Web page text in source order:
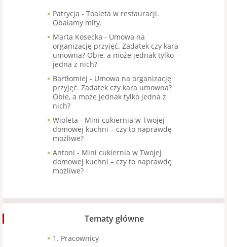
Patrycja - Toaleta w restauracji.
Obalamy mity.
Marta Kosecka - Umowa na
organizację przyjęć. Zadatek czy kara
umowna? Obie, a może jednak tylko
jedna z nich?
Bartłomiej - Umowa na organizację
przyjęć. Zadatek czy kara umowna?
Obie, a może jednak tylko jedna z
nich?
Wioleta - Mini cukiernia w Twojej
domowej kuchni – czy to naprawdę
możliwe?
Antoni - Mini cukiernia w Twojej
domowej kuchni – czy to naprawdę
możliwe?
Tematy główne
1. Pracownicy